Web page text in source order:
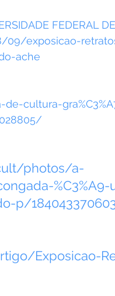
FEDERAL
do-ache
cultura-
p/